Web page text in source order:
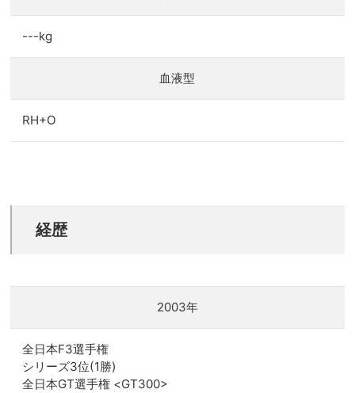
---kg
血液型
RH+O
経歴
2003年
全日本F3選手権
シリーズ3位(1勝)
全日本GT選手権 <GT300>